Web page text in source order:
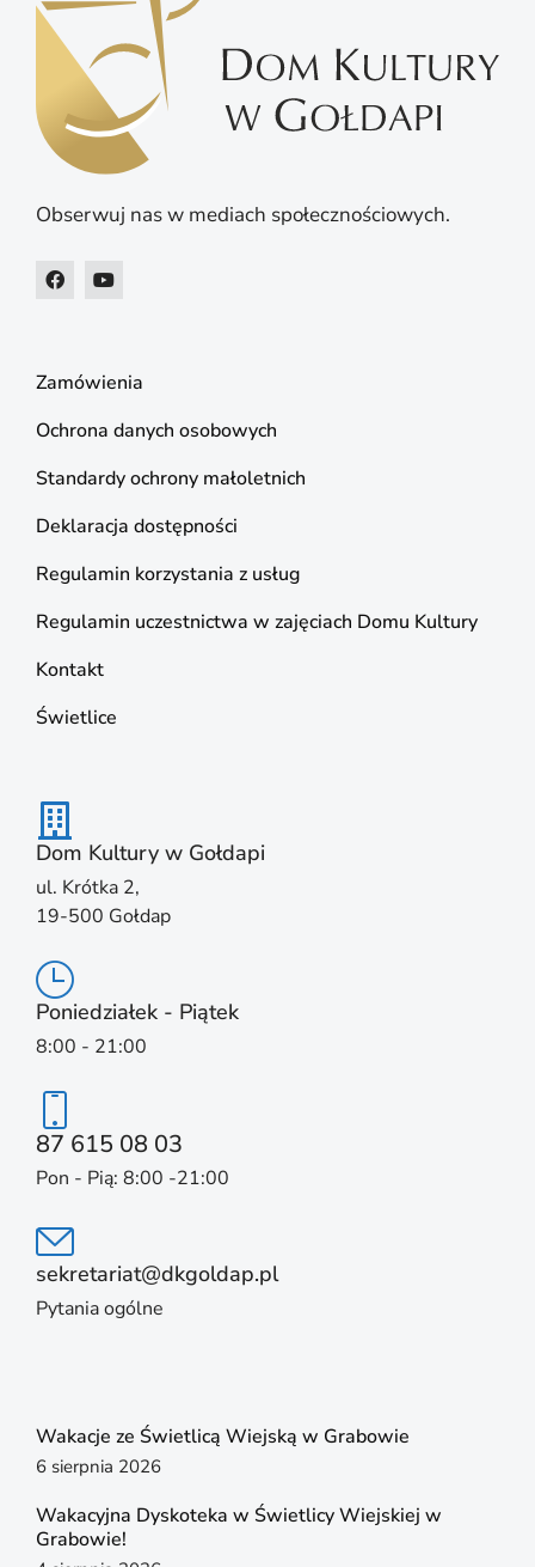
Obserwuj nas w mediach społecznościowych.
Zamówienia
Ochrona danych osobowych
Standardy ochrony małoletnich
Deklaracja dostępności
Regulamin korzystania z usług
Regulamin uczestnictwa w zajęciach Domu Kultury
Kontakt
Świetlice
Dom Kultury w Gołdapi
ul. Krótka 2,
19-500 Gołdap
Poniedziałek - Piątek
8:00 - 21:00
87 615 08 03
Pon - Pią: 8:00 -21:00
sekretariat@dkgoldap.pl
Pytania ogólne
Wakacje ze Świetlicą Wiejską w Grabowie
6 sierpnia 2026
Wakacyjna Dyskoteka w Świetlicy Wiejskiej w
Grabowie!